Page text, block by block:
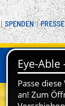
|SPENDEN|PRESSE
FANS